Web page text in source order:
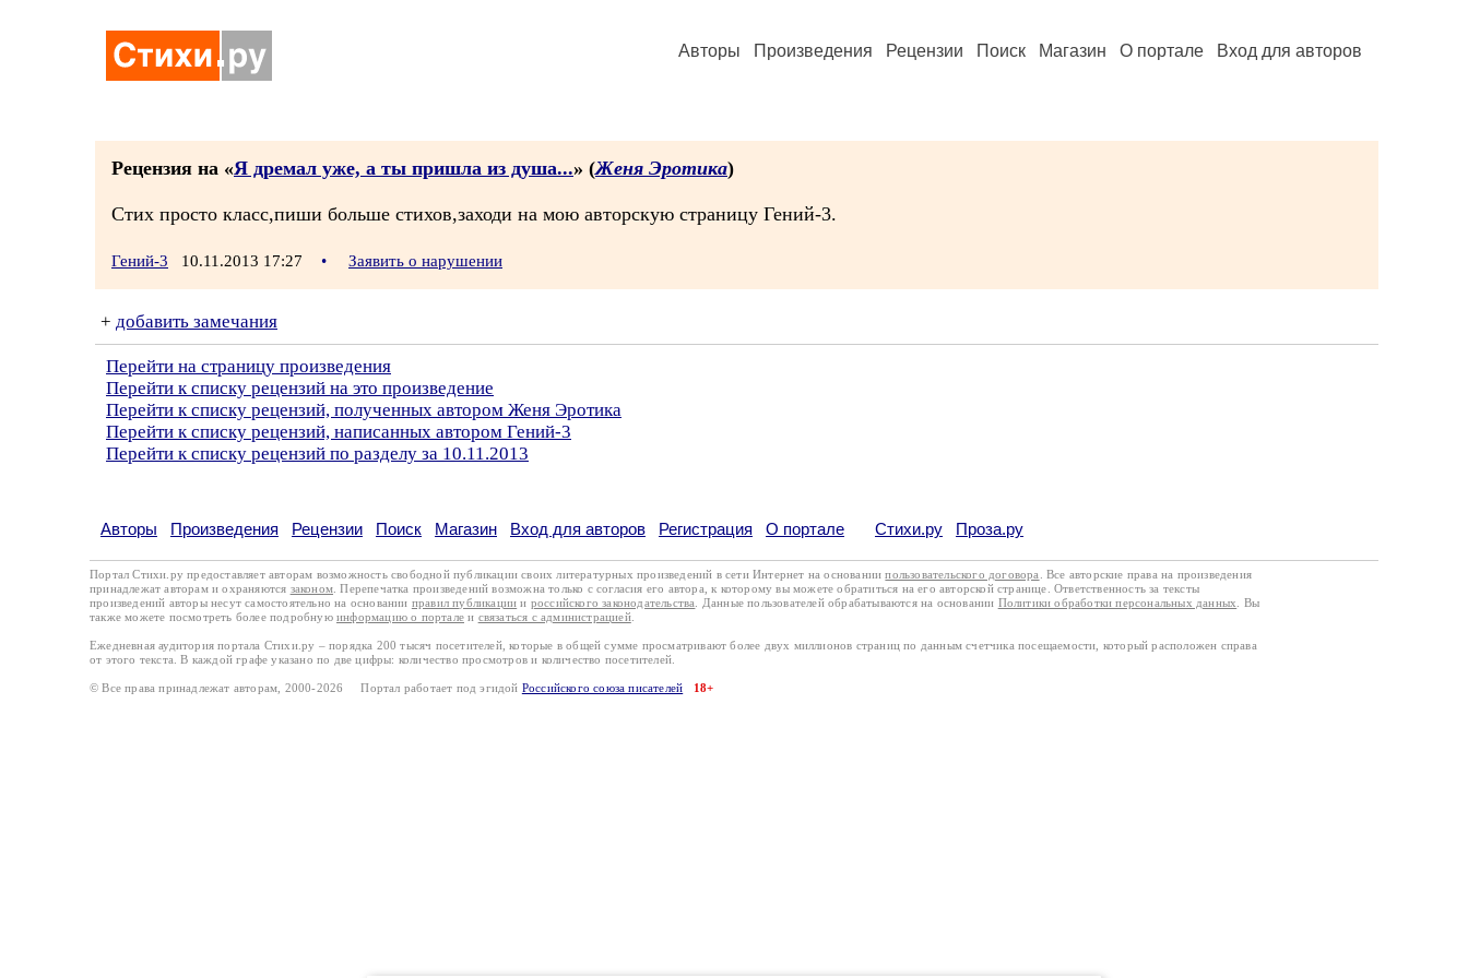
Авторы Произведения Рецензии Поиск Магазин О портале Вход для авторов
Рецензия на «Я дремал уже, а ты пришла из душа...» (Женя Эротика)
Стих просто класс,пиши больше стихов,заходи на мою авторскую страницу Гений-3.
Гений-3 10.11.2013 17:27 • Заявить о нарушении
+ добавить замечания
Перейти на страницу произведения
Перейти к списку рецензий на это произведение
Перейти к списку рецензий, полученных автором Женя Эротика
Перейти к списку рецензий, написанных автором Гений-3
Перейти к списку рецензий по разделу за 10.11.2013
Авторы Произведения Рецензии Поиск Магазин Вход для авторов Регистрация О портале Стихи.ру Проза.ру
Портал Стихи.ру предоставляет авторам возможность свободной публикации своих литературных произведений в сети Интернет на основаниипользовательского договора
. Все авторские права на произведения
принадлежат авторам и охраняются законом . Перепечатка произведений возможна только с согласия его автора, к которому вы можете обратиться на его авторской странице. Ответственность за тексты
произведений авторы несут самостоятельно на основании правил публикации и российского законодательства . Данные пользователей обрабатываются на основании Политики обработки персональных данных
. Вы
также можете посмотреть более подробную информацию о портале и связаться с администрацией.
Ежедневная аудитория портала Стихи.ру – порядка 200 тысяч посетителей, которые в общей сумме просматривают более двух миллионов страниц по данным счетчика посещаемости, который расположен справа
от этого текста. В каждой графе указано по две цифры: количество просмотров и количество посетителей.
© Все права принадлежат авторам, 2000-2026 Портал работает под эгидой Российского союза писателей 18+